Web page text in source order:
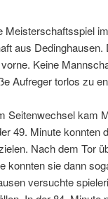
Meisterschaftsspiel
aus
Keine
Aufreger torlos zu
Seitenwechsel kam
49. Minute konnten
Nach dem Tor
konnten sie dann
versuchte